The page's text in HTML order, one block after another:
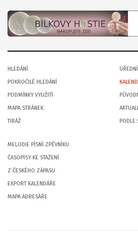
HLEDÁNÍ
POKROČILÉ HLEDÁNÍ
PODMÍNKY VYUŽITÍ
MAPA STRÁNEK
TIRÁŽ
PODLE
MELODIE PÍSNÍ ZPĚVNÍKU
ČASOPISY KE STAŽENÍ
Z ČESKÉHO ZÁPASU
EXPORT KALENDÁŘE
MAPA ADRESÁŘE